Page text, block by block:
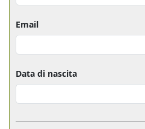
Email
Data di nascita